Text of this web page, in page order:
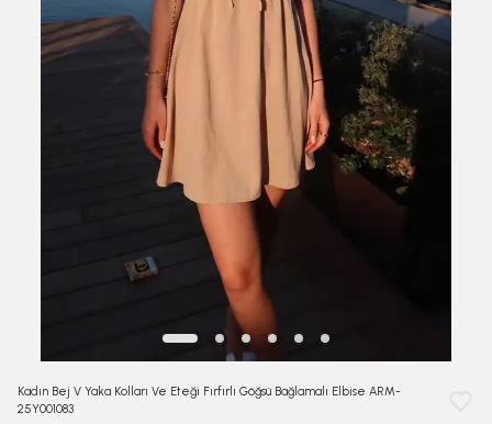
Kadın Bej V Yaka Kolları Ve Eteği Fırfırlı Göğsü Bağlamalı Elbise ARM-
25Y001083